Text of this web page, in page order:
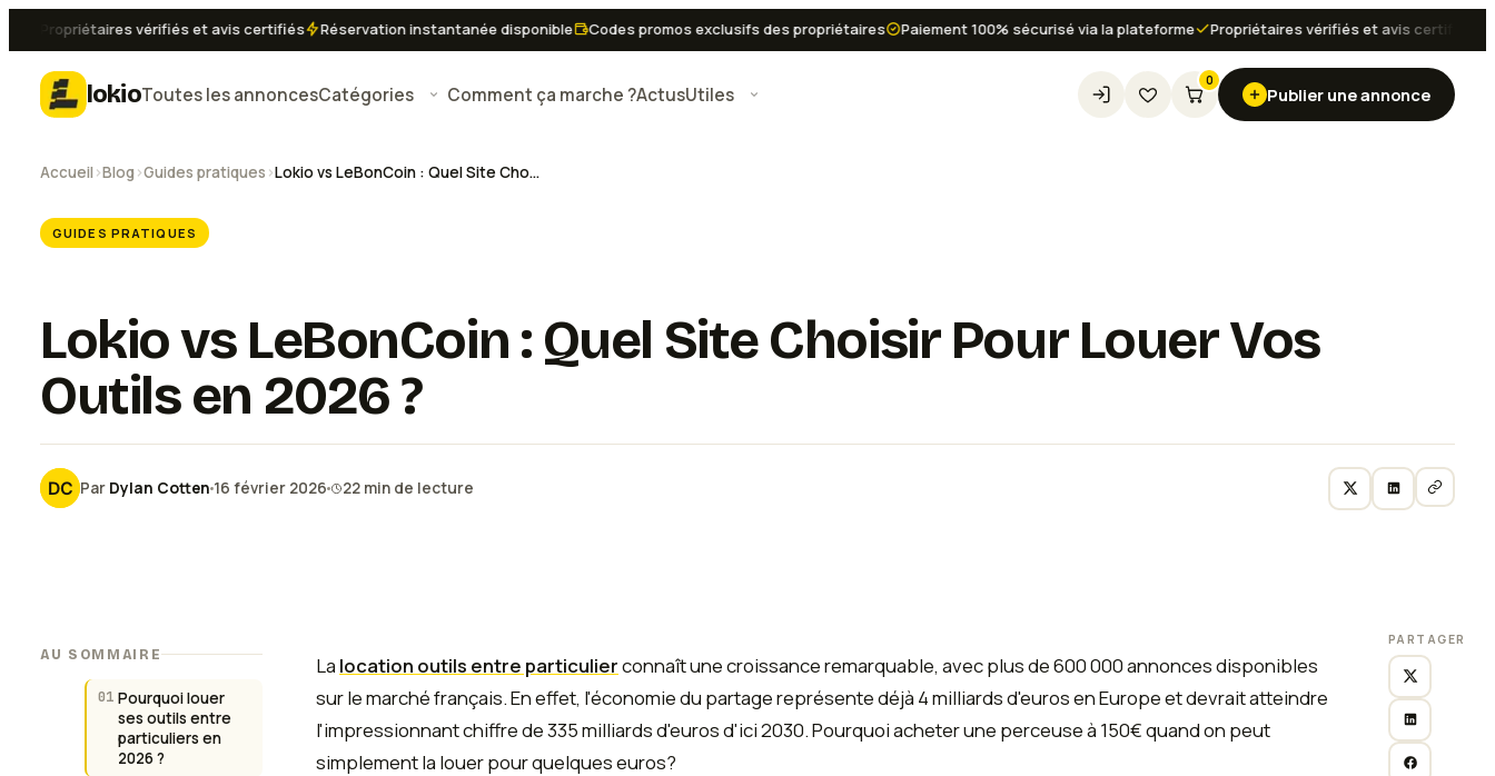
Propriétaires vérifiés et avis certifiés Réservation instantanée disponible Codes promos exclusifs des propriétaires Paiement 100% sécurisé via la plateforme Propriétaires vérifiés et avis certifiés
lokioToutes les annoncesCatégories Comment ça marche ?ActusUtiles
0
Publier une annonce
Accueil ›Blog›Guides pratiques › Lokio vs LeBonCoin : Quel Site Choisir Pour Louer Vos Outils en 2026 ?
GUIDES PRATIQUES
Lokio vs LeBonCoin : Quel Site Choisir Pour Louer Vos
Outils en 2026 ?
Par Dylan Cotten 16 février 2026 22 min de lecture
AU SOMMAIRE
01 Pourquoi louer
ses outils entre
particuliers en
2026 ?
La location outils entre particulierconnaît une croissance remarquable, avec plus de 600 000 annonces disponibles
sur le marché français. En effet, l'économie du partage représente déjà 4 milliards d'euros en Europe et devrait atteindre
l'impressionnant chiffre de 335 milliards d'euros d'ici 2030. Pourquoi acheter une perceuse à 150€ quand on peut
simplement la louer pour quelques euros?
PARTAGER